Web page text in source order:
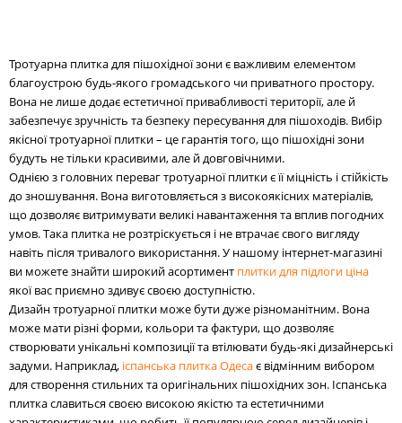
Тротуарна плитка для пішохідної зони є важливим елементом
благоустрою будь-якого громадського чи приватного простору.
Вона не лише додає естетичної привабливості території, але й
забезпечує зручність та безпеку пересування для пішоходів. Вибір
якісної тротуарної плитки – це гарантія того, що пішохідні зони
будуть не тільки красивими, але й довговічними.
Однією з головних переваг тротуарної плитки є її міцність і стійкість
до зношування. Вона виготовляється з високоякісних матеріалів,
що дозволяє витримувати великі навантаження та вплив погодних
умов. Така плитка не розтріскується і не втрачає свого вигляду
навіть після тривалого використання. У нашому інтернет-магазині
ви можете знайти широкий асортимент плитки для підлоги ціна
якої вас приємно здивує своєю доступністю.
Дизайн тротуарної плитки може бути дуже різноманітним. Вона
може мати різні форми, кольори та фактури, що дозволяє
створювати унікальні композиції та втілювати будь-які дизайнерські
задуми. Наприклад, іспанська плитка Одесає відмінним вибором
для створення стильних та оригінальних пішохідних зон. Іспанська
плитка славиться своєю високою якістю та естетичними